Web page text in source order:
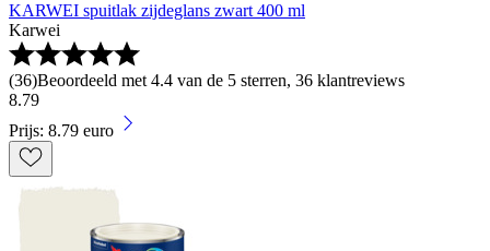
KARWEI spuitlak zijdeglans zwart 400 ml
Karwei
(36)Beoordeeld met 4.4 van de 5 sterren, 36 klantreviews
8.79
Prijs: 8.79 euro